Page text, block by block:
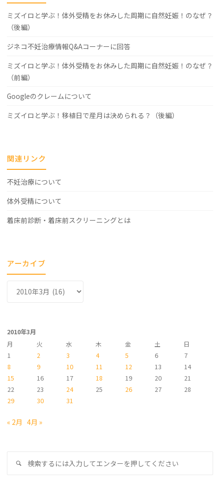
ミズイロと学ぶ！体外受精をお休みした周期に自然妊娠！のなぜ？
（後編）
ジネコ不妊治療情報Q&Aコーナーに回答
ミズイロと学ぶ！体外受精をお休みした周期に自然妊娠！のなぜ？
（前編）
Googleのクレームについて
ミズイロと学ぶ！移植日で産月は決められる？（後編）
関連リンク
不妊治療について
体外受精について
着床前診断・着床前スクリーニングとは
アーカイブ
ブ
2010年3月
月
火 水 木 金 土
日
1
2 3 4 5 6
7
8
9 10 11 12 13
14
15
16 17 18 19 20
21
22
23 24 25 26 27
28
29
30 31
« 2月 4月 »
検